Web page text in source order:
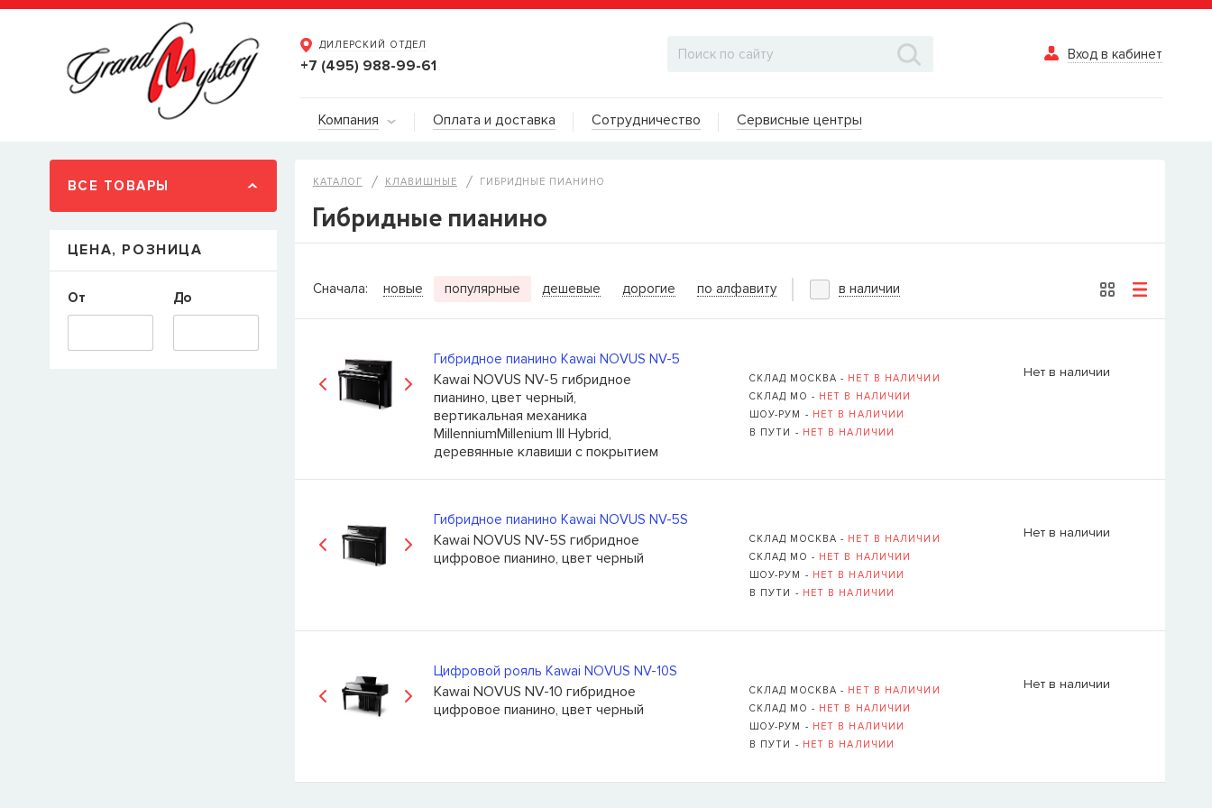
ДИЛЕРСКИЙ ОТДЕЛ
+7 (495) 988-99-61
ДИЛЕРСКИЙ ОТДЕЛ
109235, Г. МОСКВА, КУРЬЯНОВСКАЯ НАБЕРЕЖНАЯ, Д. 6, СТР. 1 (
График работы:
пт: 10:00–18:00
сб, вс: выходной
Вход в кабинет
Вход в кабинет
Компания Оплата и доставка Сотрудничество Сервисные центры
ВСЕ ТОВАРЫ
ЦЕНА, РОЗНИЦА
От До
КАТАЛОГ КЛАВИШНЫЕ ГИБРИДНЫЕ ПИАНИНО
Гибридные пианино
СООБЩИТЬ КОГДА ПОЯВИТСЯ
ТовараСтруны для бас-гитар Olympia HQB45100Sсейчас нет в
когда товар можно будет купить.
Имя
СООБЩИТЬ
Сначала: новые популярные дешевые дорогие по алфавиту в наличии
Гибридное пианино Kawai NOVUS NV-5
Kawai NOVUS NV-5 гибридное
пианино, цвет черный,
вертикальная механика
MillenniumMillenium III Hybrid,
деревянные клавиши с покрытием
тембров, 256 голосов, функция
обучения, рекордер, метроном,
100 ритмов ударных, пюпитр, три
дискретный усилитель для
наушники, линейные входы/
выходы, 5" цветной LCD-дисплей
с тачскрином, крышка клавиатуры
с лифтом, усилитель мощности
Нет в наличии
СКЛАД МОСКВА - НЕТ В НАЛИЧИИ
СКЛАД МО - НЕТ В НАЛИЧИИ
ШОУ-РУМ - НЕТ В НАЛИЧИИ
В ПУТИ - НЕТ В НАЛИЧИИ
Гибридное пианино Kawai NOVUS NV-5S
Kawai NOVUS NV-5S гибридное
цифровое пианино, цвет черный
Нет в наличии
СКЛАД МОСКВА - НЕТ В НАЛИЧИИ
СКЛАД МО - НЕТ В НАЛИЧИИ
ШОУ-РУМ - НЕТ В НАЛИЧИИ
В ПУТИ - НЕТ В НАЛИЧИИ
Цифровой рояль Kawai NOVUS NV-10S
Kawai NOVUS NV-10 гибридное
цифровое пианино, цвет черный
Нет в наличии
СКЛАД МОСКВА - НЕТ В НАЛИЧИИ
СКЛАД МО - НЕТ В НАЛИЧИИ
ШОУ-РУМ - НЕТ В НАЛИЧИИ
В ПУТИ - НЕТ В НАЛИЧИИ